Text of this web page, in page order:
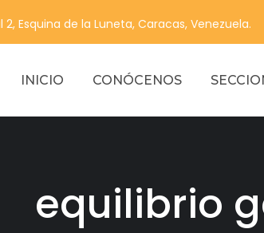
Esquina de la Luneta, Caracas, Venezuela.
INICIO CONÓCENOS
equilibrio